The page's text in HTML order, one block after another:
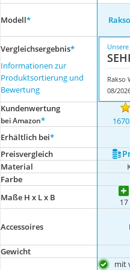
Modell*
Vergleichsergebnis*
Informationen zur
Produktsortierung und
Bewertung
Rakso
08/
Kundenwertung
bei Amazon*
Erhältlich bei*
Preis­vergleich
Material
Farbe
Maße H x L x B
17
Accessoires
Gewicht
mit